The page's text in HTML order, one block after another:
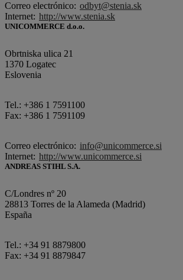
Correo electrónico: odbyt@stenia.sk
Internet: http://www.stenia.sk
UNICOMMERCE d.o.o.
Obrtniska ulica 21
1370 Logatec
Eslovenia
Tel.: +386 1 7591100
Fax: +386 1 7591109
Correo electrónico: info@unicommerce.si
Internet: http://www.unicommerce.si
ANDREAS STIHL S.A.
C/Londres nº 20
28813 Torres de la Alameda (Madrid)
España
Tel.: +34 91 8879800
Fax: +34 91 8879847